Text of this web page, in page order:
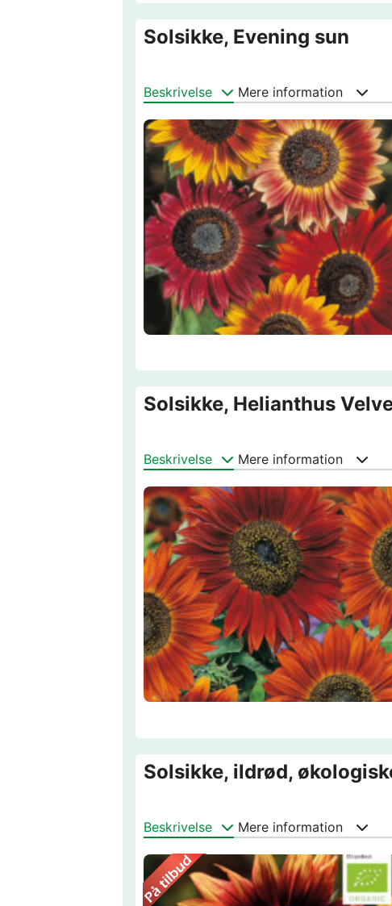
Solsikke, Evening sun
Beskrivelse Mere information
Solsikke, Helianthus
Beskrivelse Mere information
Solsikke, ildrød,
Beskrivelse Mere information